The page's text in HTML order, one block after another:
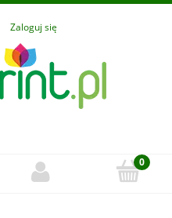
Zaloguj się